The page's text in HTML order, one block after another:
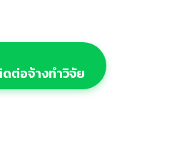
ต่อจ้างทำวิจัย